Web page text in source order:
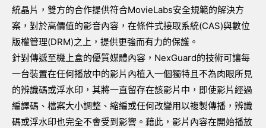
統晶片，雙方的合作提供符合MovieLabs安全規範的解決方
案，對於高價值的影音內容，在條件式接取系統(CAS)與數位
版權管理(DRM)之上，提供更強而有力的保護。
針對傳遞至機上盒的優質媒體內容，NexGuard的技術可讓每
一台裝置在任何播放中的影片內植入一個獨特且不為肉眼所見
的辨識碼或浮水印，其將一直留存在該影片中，即使影片經過
編譯碼、檔案大小調整、縮編或任何改變用以複製傳播，辨識
碼或浮水印也完全不會受到影響。藉此，影片內容在開始播放